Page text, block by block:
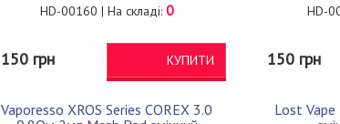
HD-00160 | На складі:0
150 грн КУПИТИ
HD-
150 грн
Vaporesso XROS Series COREX 3.0
Lost